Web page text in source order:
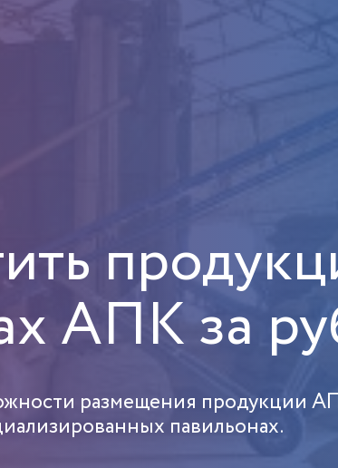
АПК за
размещения продукции
павильонах.